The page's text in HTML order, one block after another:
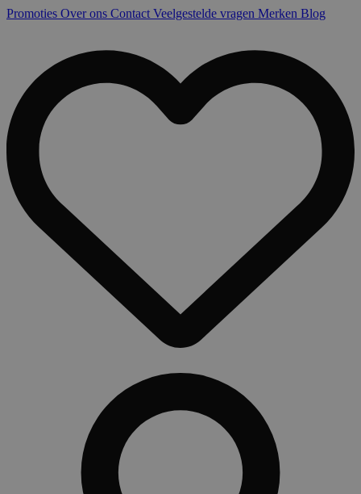
Promoties Over ons Contact Veelgestelde vragen Merken Blog